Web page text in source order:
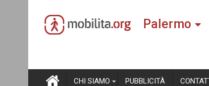
content
Palermo
CHI SIAMO PUBBLICITÀ